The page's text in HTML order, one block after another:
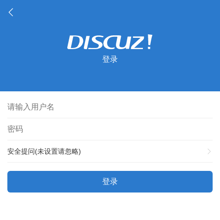
登录
安全提问(未设置请忽略)
登录